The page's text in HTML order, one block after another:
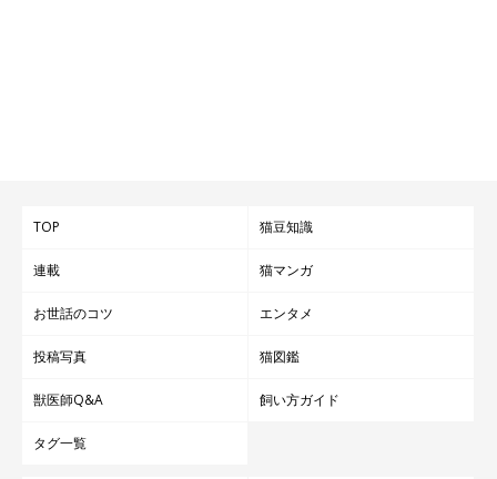
TOP 猫豆知識
連載 猫マンガ
お世話のコツ エンタメ
投稿写真 猫図鑑
獣医師Q&A 飼い方ガイド
タグ一覧